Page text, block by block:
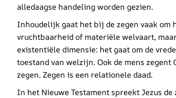
alledaagse handeling worden gezien.
Inhoudelijk gaat het bij de zegen vaak om
vruchtbaarheid of materiële welvaart,
existentiële dimensie: het gaat om de
toestand van welzijn. Ook de mens zegent
zegen. Zegen is een relationele daad.
In het Nieuwe Testament spreekt Jezus